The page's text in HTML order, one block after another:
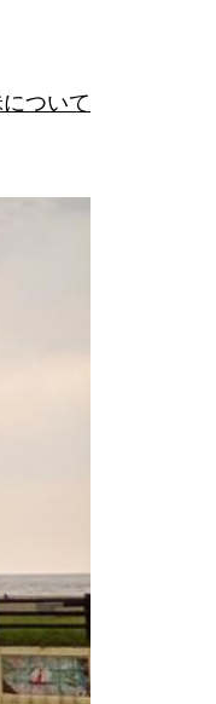
ついて